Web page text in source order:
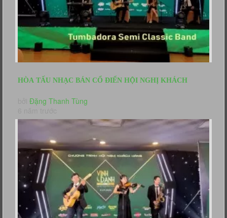
HÒA TẤU NHẠC BÁN CỔ ĐIỂN HỘI NGHỊ KHÁCH
HÀNG TẬP ĐOÀN CỎ MAY
Đặng Thanh Tùng